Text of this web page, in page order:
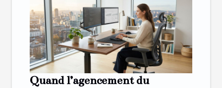
Quand l’agencement du